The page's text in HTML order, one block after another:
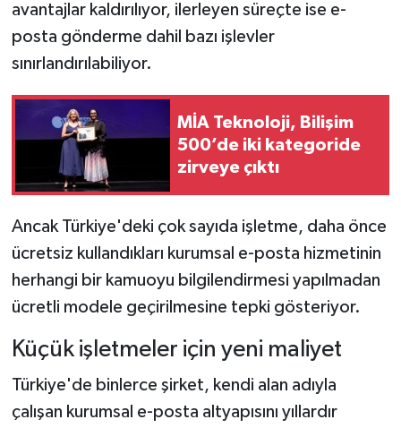
avantajlar kaldırılıyor, ilerleyen süreçte ise e-
posta gönderme dahil bazı işlevler
sınırlandırılabiliyor.
MİA Teknoloji, Bilişim
500’de iki kategoride
zirveye çıktı
Ancak Türkiye'deki çok sayıda işletme, daha önce
ücretsiz kullandıkları kurumsal e-posta hizmetinin
herhangi bir kamuoyu bilgilendirmesi yapılmadan
ücretli modele geçirilmesine tepki gösteriyor.
Küçük işletmeler için yeni maliyet
Türkiye'de binlerce şirket, kendi alan adıyla
çalışan kurumsal e-posta altyapısını yıllardır